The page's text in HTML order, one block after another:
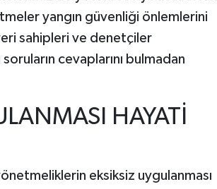
yangın güvenliği önlemlerini
sahipleri ve denetçiler
cevaplarını bulmadan
HAYATİ
eksiksiz uygulanması